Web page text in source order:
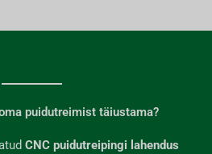
puidutreimist täiustama?
CNC puidutreipingi lahendus